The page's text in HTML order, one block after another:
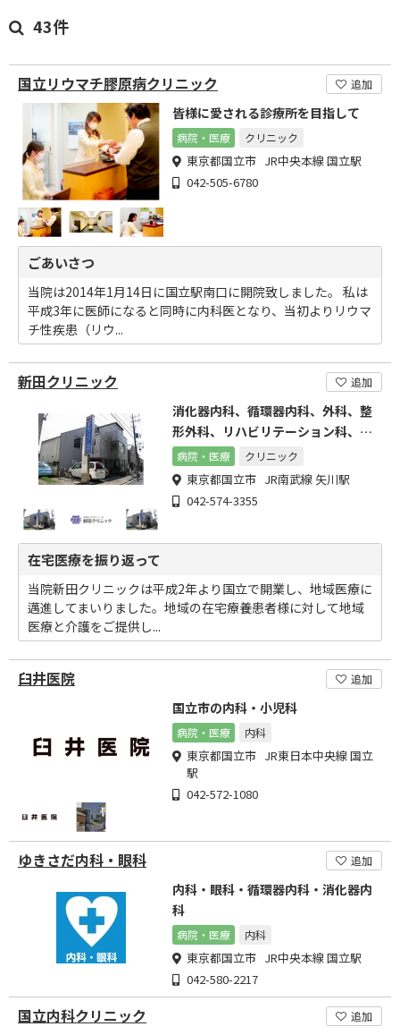
43件
国立リウマチ膠原病クリニック 追加
皆様に愛される診療所を目指して
病院・医療 クリニック
東京都国立市 JR中央本線 国立駅
042-505-6780
ごあいさつ
当院は2014年1月14日に国立駅南口に開院致しました。 私は
平成3年に医師になると同時に内科医となり、当初よりリウマ
チ性疾患（リウ...
新田クリニック 追加
消化器内科、循環器内科、外科、整
形外科、リハビリテーション科、内
科、神経内科
病院・医療 クリニック
東京都国立市 JR南武線 矢川駅
042-574-3355
在宅医療を振り返って
当院新田クリニックは平成2年より国立で開業し、地域医療に
邁進してまいりました。地域の在宅療養患者様に対して地域
医療と介護をご提供し...
臼井医院 追加
国立市の内科・小児科
病院・医療 内科
東京都国立市 JR東日本中央線 国立
駅
042-572-1080
ゆきさだ内科・眼科 追加
内科・眼科・循環器内科・消化器内
科
病院・医療 内科
東京都国立市 JR中央本線 国立駅
042-580-2217
国立内科クリニック 追加